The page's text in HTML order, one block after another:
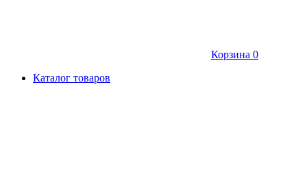
Корзина 0
Каталог товаров